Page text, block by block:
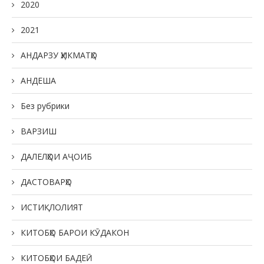
2020
2021
АНДАРЗУ ҲИКМАТҲО
АНДЕША
Без рубрики
ВАРЗИШ
ДАЛЕЛҲОИ АҶОИБ
ДАСТОВАРҲО
ИСТИҚЛОЛИЯТ
КИТОБҲО БАРОИ КӮДАКОН
КИТОБҲОИ БАДЕӢ